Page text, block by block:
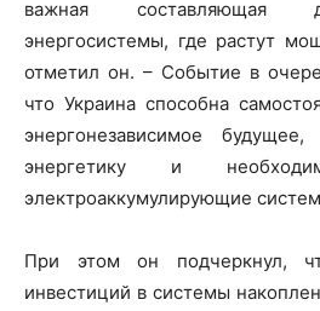
важная составляющая
энергосистемы, где растут
отметил он. – Событие в
что Украина способна
энергонезависимое будущее,
энергетику и
электроаккумулирующие
При этом он подчеркнул,
инвестиций в системы